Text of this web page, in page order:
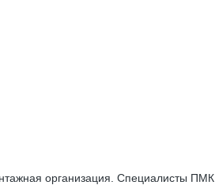
организация. Специалисты